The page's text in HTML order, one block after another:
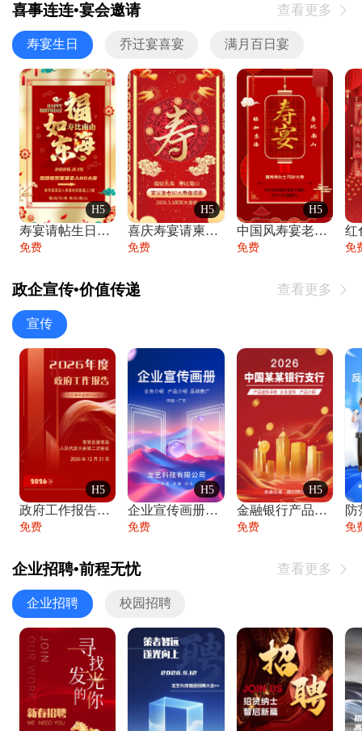
喜事连连•宴会邀请 查看更多 
寿宴生日 乔迁宴喜宴 满月百日宴
H5
寿宴请帖生日宴邀请函老人寿星生日快乐祝寿
免费
H5
喜庆寿宴请柬老人生日宴会邀请函请柬过大寿
免费
H5
中国风寿宴老人生日宴会邀请函寿宴请帖请柬
免费 免
政企宣传•价值传递 查看更多 
宣传
H5
政府工作报告政府年终工作总结
免费
H5
企业宣传画册公司简介产品介绍业务宣传手册
免费
H5
金融银行产品宣传手册企业宣传产品介绍
免费
防
免
企业招聘•前程无忧 查看更多 
企业招聘 校园招聘